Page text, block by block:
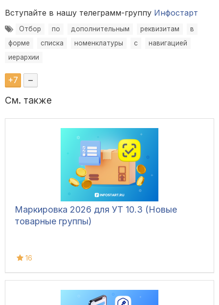
Вступайте в нашу телеграмм-группу Инфостарт
Отбор по дополнительным реквизитам
в
форме
списка номенклатуры с
навигацией
иерархии
+7 –
См. также
Маркировка 2026 для УТ 10.3 (Новые
товарные группы)
16